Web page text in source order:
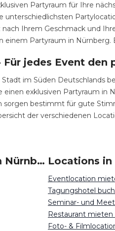
Partyraum für Ihre
unterschiedlichsten
nach Ihrem Geschmack und
einem Partyraum in
jedes Event den
im Süden Deutschlands
einen exklusiven Partyraum
sorgen bestimmt für gute
der verschiedenen
partyraum-mieten um Nürnberg Locations
Eventlocation
Tagungshotel
Seminar- und
Restaurant
Foto- &